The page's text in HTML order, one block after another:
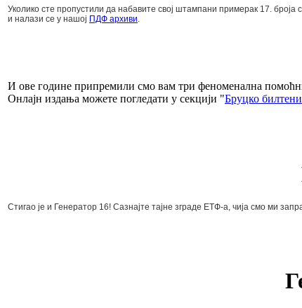
Уколико сте пропустили да набавите свој штампани примерак 17.
и налази се у нашој ПДФ архиви.
И ове године припремили смо вам три феноменална
Онлајн издања можете погледати у секцији "Бруцко билтени
Стигао је и Генератор 16! Сазнајте тајне зграде ЕТФ-а, чија смо ми